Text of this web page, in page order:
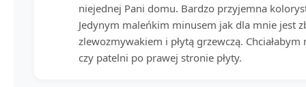
niejednej Pani domu. Bardzo przyjemna
Jedynym maleńkim minusem jak dla mnie jest
zlewozmywakiem i płytą grzewczą.
czy patelni po prawej stronie płyty.